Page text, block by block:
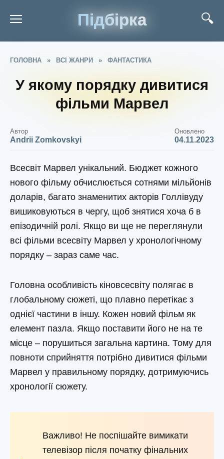
Підбірка
ГОЛОВНА » ВСІ ЖАНРИ » ФАНТАСТИКА
У якому порядку дивитися
фільми Марвел
Автор
Andrii Zomkovskyi
Оновлено
04.11.2023
Всесвіт Марвел унікальний. Бюджет кожного
нового фільму обчислюється сотнями мільйонів
доларів, багато знаменитих акторів Голлівуду
вишиковуються в чергу, щоб знятися хоча б в
епізодичній ролі. Якщо ви ще не переглянули
всі фільми всесвіту Марвел у хронологічному
порядку – зараз саме час.
Головна особливість кіновсесвіту полягає в
глобальному сюжеті, що плавно перетікає з
однієї частини в іншу. Кожен новий фільм як
елемент пазла. Якщо поставити його не на те
місце – порушиться загальна картина. Тому для
повноти сприйняття потрібно дивитися фільми
Марвел у правильному порядку, дотримуючись
хронології сюжету.
Важливо! Не поспішайте вимикати
телевізор після початку фінальних